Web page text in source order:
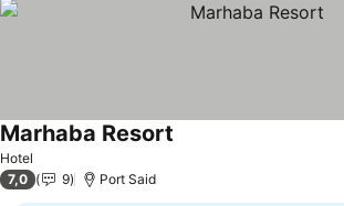
Hotel
Marhaba Resort
7,0 9 Port Said